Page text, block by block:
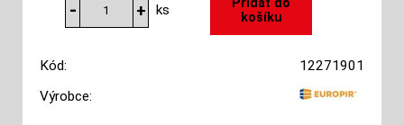
ks
Kód:
12271901
Výrobce: